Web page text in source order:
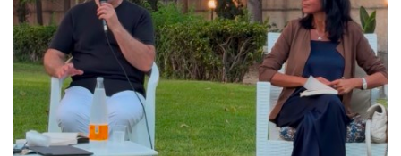
cittadine al fine di prevenire e reprimere la vendita
abusiva o irregolare su area […]